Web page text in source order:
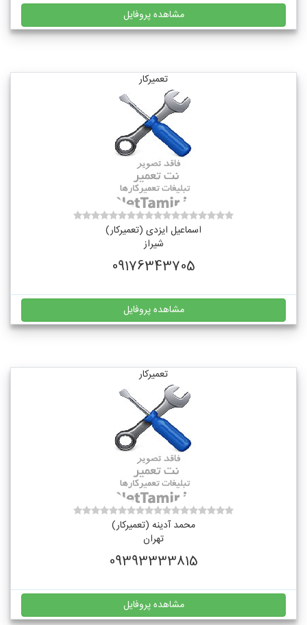
مشاهده پروفایل
تعمیرکار
اسماعیل ایزدی (تعمیرکار)
شیراز
09176343705
مشاهده پروفایل
تعمیرکار
محمد آدینه (تعمیرکار)
تهران
09393333815
مشاهده پروفایل